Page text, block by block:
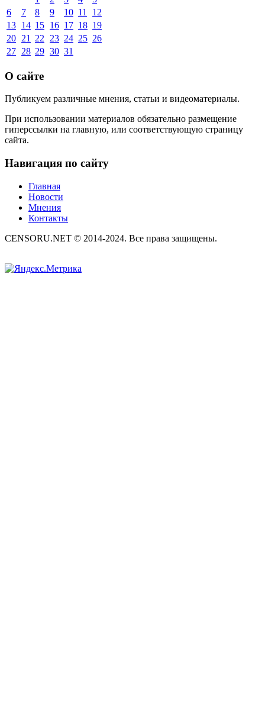
6
7 8 9 10 11
12
13 14 15 16 17 18 19
20 21 22 23 24 25 26
27 28 29 30 31
О сайте
Публикуем различные мнения, статьи и видеоматериалы.
При использовании материалов обязательно размещение
гиперссылки на главную, или соответствующую страницу
сайта.
Навигация по сайту
Главная
Новости
Мнения
Контакты
CENSORU.NET © 2014-2024. Все права защищены.